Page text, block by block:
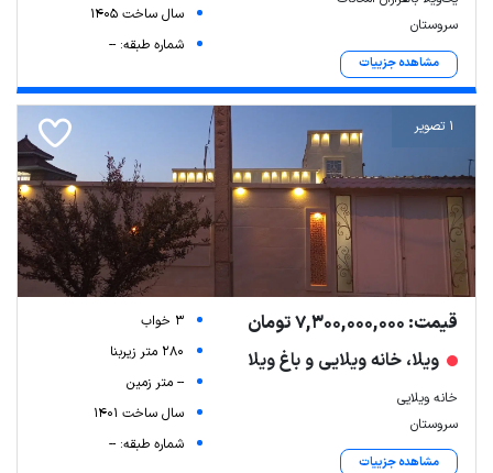
سروستان
مشاهده جزییات
سال ساخت 1405
شماره طبقه: --
1 تصویر
قیمت: 7,300,000,000 تومان
ویلا، خانه ویلایی و باغ ویلا
خانه ویلایی
سروستان
مشاهده جزییات
3 خواب
280 متر زیربنا
-- متر زمین
سال ساخت 1401
شماره طبقه: --